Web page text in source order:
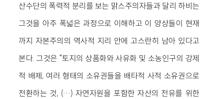
산수단의 폭력적 분리를 보는 맑스주의자들과 달리 하비는
그것을 아주 폭넓은 과정으로 이해하고 이 양상들이 현재
까지 자본주의의 역사적 지리 안에 고스란히 남아 있다고
본다. 그것은 “토지의 상품화와 사유화 및 소농인구의 강제
적 배제, 여러 형태의 소유권들을 배타적 사적 소유권으로
전환하는 것, (…) 자연자원을 포함한 자산의 전유를 위한